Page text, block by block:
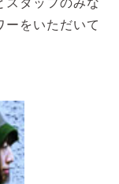
ーをいただいて